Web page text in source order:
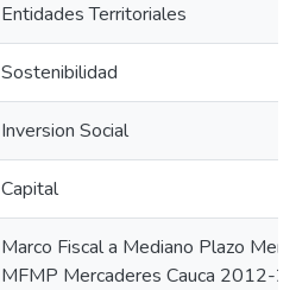
Entidades Territoriales
Sostenibilidad
Inversion Social
Capital
Marco Fiscal a Mediano Plazo
MFMP Mercaderes Cauca 2012-